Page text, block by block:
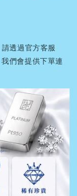
透過官方客服
們會提供下單連